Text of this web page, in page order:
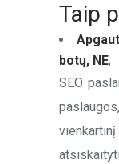
Taip
botų, NE;
SEO